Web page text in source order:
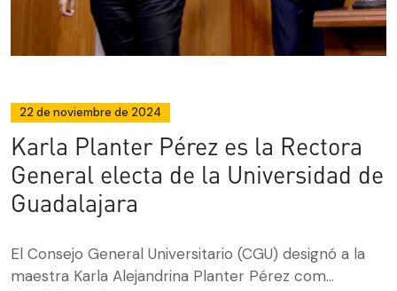
22 de noviembre de 2024
Karla Planter Pérez es la Rectora
General electa de la Universidad de
Guadalajara
El Consejo General Universitario (CGU) designó a la
maestra Karla Alejandrina Planter Pérez com...